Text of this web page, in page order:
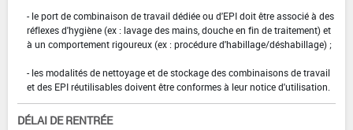
- le port de combinaison de travail dédiée ou d'EPI doit être associé à des
réflexes d'hygiène (ex : lavage des mains, douche en fin de traitement) et
à un comportement rigoureux (ex : procédure d'habillage/déshabillage) ;
- les modalités de nettoyage et de stockage des combinaisons de travail
et des EPI réutilisables doivent être conformes à leur notice d'utilisation.
DÉLAI DE RENTRÉE